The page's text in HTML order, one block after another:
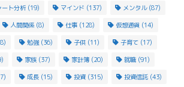
ート分析 (19) マインド (137) メンタル(87)
人間関係 (8) 仕事 (128) 仮想通貨 (14)
勉強(36) 子供 (11) 子育て (17)
家族 (37) 家計簿 (20) 就職 (91)
成長 (15) 投資 (315) 投資信託 (43)